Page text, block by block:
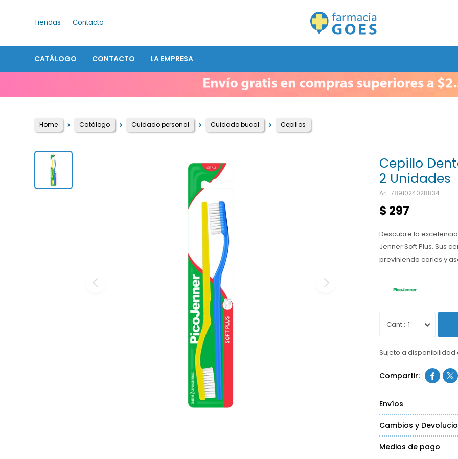
CATÁLOGO CONTACTO LA EMPRESA
Tiendas Contacto
Home Catálogo Cuidado personal Cuidado bucal Cepillos
Cepillo
2 Unidades
7891024028834
$ 297
Descubre la
Jenner Soft Plus. Sus
previniendo caries y
1
Sujeto a disponibilidad
 
Envíos
Cambios y
Medios de pago